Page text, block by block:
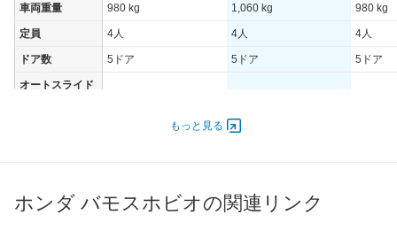
車両重量 980 kg 1,060 kg 980 kg
定員 4人 4人 4人
ドア数 5ドア 5ドア 5ドア
オートスライド
過給機 - -
もっと見る
ホンダ バモスホビオの関連リンク